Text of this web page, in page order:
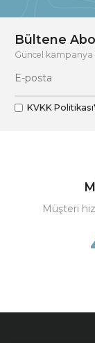
Bültene
Güncel
KVKK
Müşteri